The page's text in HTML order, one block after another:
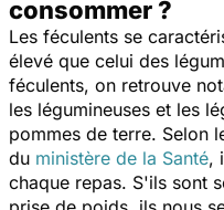
consommer ?
Les féculents se
élevé que celui des
féculents, on retrouve
les légumineuses et les
pommes de terre. Selon
du ministère de la Santé,
chaque repas. S'ils sont